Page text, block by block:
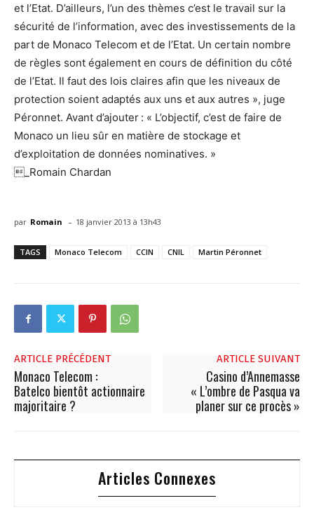
et l’Etat. D’ailleurs, l’un des thèmes c’est le travail sur la
sécurité de l’information, avec des investissements de la
part de Monaco Telecom et de l’Etat. Un certain nombre
de règles sont également en cours de définition du côté
de l’Etat. Il faut des lois claires afin que les niveaux de
protection soient adaptés aux uns et aux autres », juge
Péronnet. Avant d’ajouter : « L’objectif, c’est de faire de
Monaco un lieu sûr en matière de stockage et
d’exploitation de données nominatives. »
_Romain Chardan
par Romain - 18 janvier 2013 à 13h43
TAGS Monaco Telecom CCIN CNIL Martin Péronnet
ARTICLE PRÉCÉDENT
Monaco Telecom :
Batelco bientôt actionnaire
majoritaire ?
ARTICLE SUIVANT
Casino d’Annemasse
« L’ombre de Pasqua va
planer sur ce procès »
Articles Connexes